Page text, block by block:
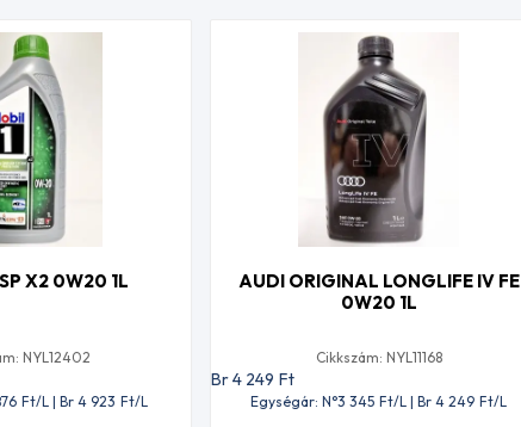
X2 0W20 1L
NYL12402
Ft/L | Br 4 923 Ft/L
AUDI ORIGINAL LONGLIFE IV FE
0W20 1L
Cikkszám: NYL11168
Br 4 249 Ft
Egységár: N°3 345 Ft/L | Br 4 249 Ft/L